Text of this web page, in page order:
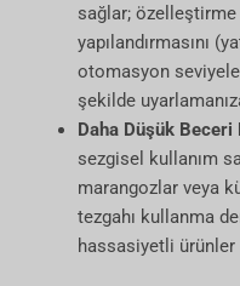
sağlar;
yapılandırmasını
otomasyon
şekilde
Daha Düşük Beceri
sezgisel kullanım
marangozlar veya
tezgahı kullanma
hassasiyetli ürünler